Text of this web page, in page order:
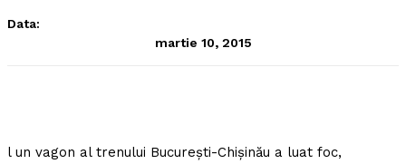
Data:
martie 10, 2015
l un vagon al trenului Bucureşti-Chişinău a luat foc,